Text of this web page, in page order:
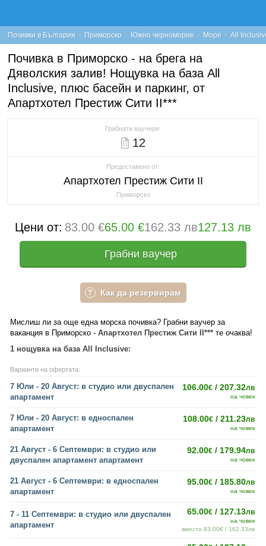
Почивки в България · Приморско · Южно черноморие · Море · All
Почивка в Приморско - на брега на
Дяволския залив! Нощувка на база All
Inclusive, плюс басейн и паркинг, от
Апартхотел Престиж Сити II***
Грабнати ваучери:
12
Предоставено от:
Апартхотел Престиж Сити II
Приморско
Цени от: 83.00 €65.00 €162.33 лв127.13 лв
Грабни ваучер
Как да резервирам
Мислиш ли за още една морска почивка? Грабни ваучер за
ваканция в Приморско - Апартхотел Престиж Сити II*** те очаква!
1 нощувка на база All Inclusive:
Варианти на офертата:
7 Юли - 20 Август: в студио или двуспален
апартамент
106.00€ / 207.32лв
на човек
7 Юли - 20 Август: в едноспален
апартамент
108.00€ / 211.23лв
на човек
21 Август - 6 Септември: в студио или
двуспален апартамент апартамент
92.00€ / 179.94лв
на човек
21 Август - 6 Септември: в едноспален
апартамент
95.00€ / 185.80лв
на човек
7 - 11 Септември: в студио или двуспален
апартамент
65.00€ / 127.13лв
на човек
вместо 83.00€ / 162.33лв